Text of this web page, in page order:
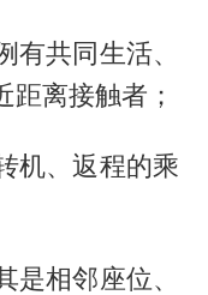
共同生活、
离接触者；
机、返程的乘
是相邻座位、